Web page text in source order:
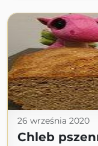
26 września 2020
Chleb